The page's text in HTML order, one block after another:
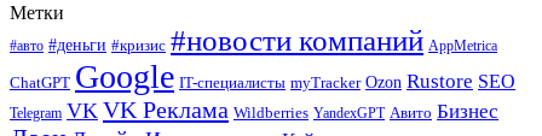
Метки
#авто #деньги #кризис #новости компаний AppMetrica
ChatGPT Google IT-специалисты myTracker Ozon Rustore SEO
Telegram VK VK Реклама Wildberries YandexGPT Авито Бизнес